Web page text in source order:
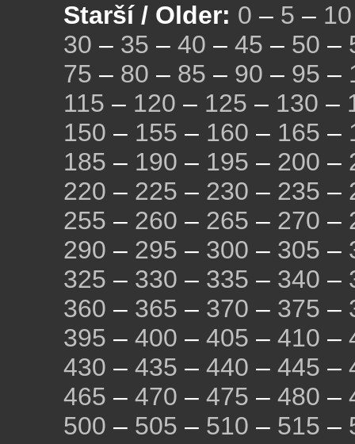
Starší / Older: 0 – 5 – 10
30 – 35 – 40 – 45 – 50 –
75 – 80 – 85 – 90 – 95 –
115 – 120 – 125 – 130 –
150 – 155 – 160 – 165 –
185 – 190 – 195 – 200 –
220 – 225 – 230 – 235 –
255 – 260 – 265 – 270 –
290 – 295 – 300 – 305 –
325 – 330 – 335 – 340 –
360 – 365 – 370 – 375 –
395 – 400 – 405 – 410 –
430 – 435 – 440 – 445 –
465 – 470 – 475 – 480 –
500 – 505 – 510 – 515 –